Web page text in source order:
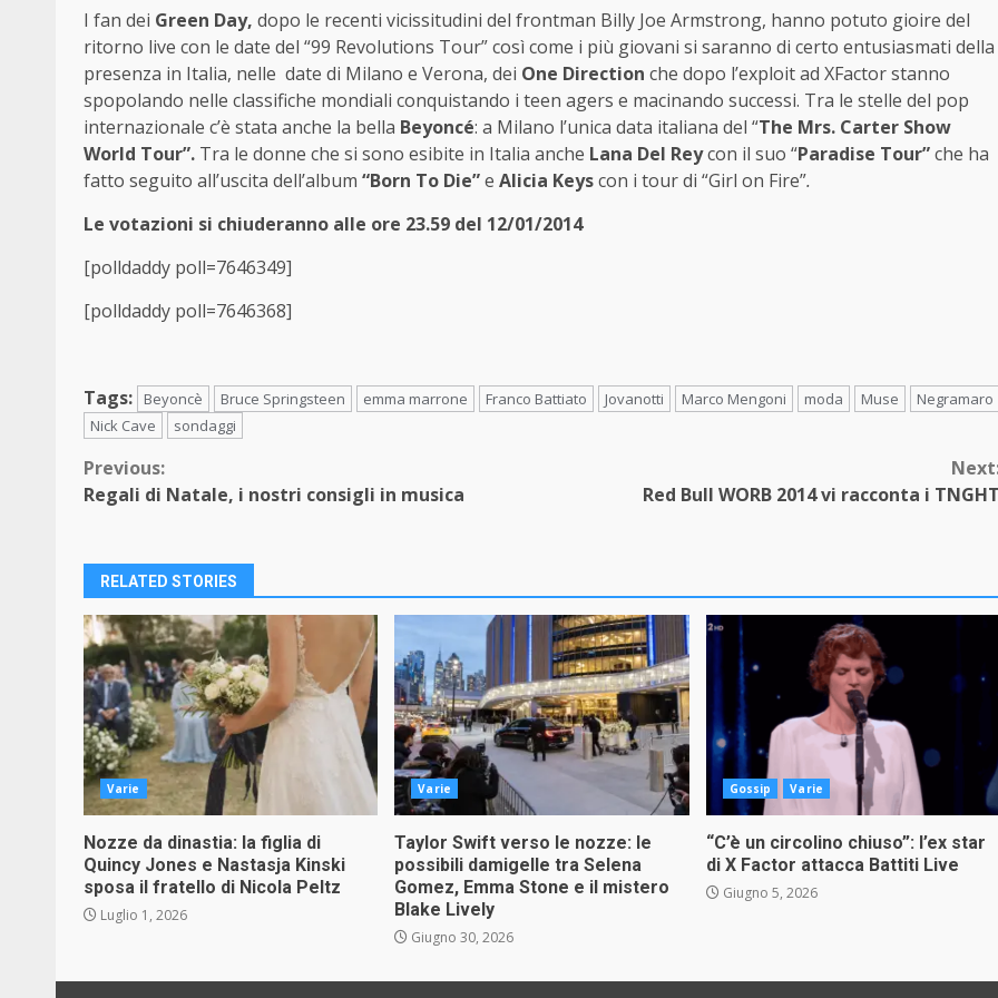
I fan dei Green Day, dopo le recenti vicissitudini del frontman Billy Joe Armstrong, hanno potuto gioire del
ritorno live con le date del “99 Revolutions Tour” così come i più giovani si saranno di certo entusiasmati della
presenza in Italia, nelle date di Milano e Verona, dei One Direction che dopo l’exploit ad XFactor stanno
spopolando nelle classifiche mondiali conquistando i teen agers e macinando successi. Tra le stelle del pop
internazionale c’è stata anche la bella Beyoncé: a Milano l’unica data italiana del “The Mrs. Carter Show
World Tour”. Tra le donne che si sono esibite in Italia anche Lana Del Reycon il suo “Paradise Tour”che ha
fatto seguito all’uscita dell’album “Born To Die”e Alicia Keyscon i tour di “Girl on Fire”.
Le votazioni si chiuderanno alle ore 23.59 del 12/01/2014
[polldaddy poll=7646349]
[polldaddy poll=7646368]
Tags: Beyoncè Bruce Springsteen emma marrone Franco Battiato Jovanotti Marco Mengoni moda Muse
Negramaro
Nick Cave
sondaggi
Continue
Reading
Previous:
Regali di Natale, i nostri consigli in musica
Red Bull WORB 2014 vi racconta i
RELATED STORIES
Varie
Nozze da dinastia: la figlia di
Quincy Jones e Nastasja Kinski
sposa il fratello di Nicola Peltz
Luglio 1, 2026
Varie
Taylor Swift verso le nozze: le
possibili damigelle tra Selena
Gomez, Emma Stone e il mistero
Blake Lively
Giugno 30, 2026
Gossip Varie
“C’è un circolino chiuso”: l’ex star
di X Factor attacca Battiti Live
Giugno 5, 2026